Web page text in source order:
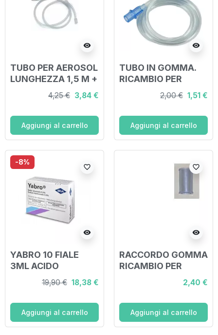
visibility
TUBO PER AEROSOL
LUNGHEZZA 1,5 M +
RACCORDO
FEMMINA/FEMMINA
4,25 € 3,84 €
Aggiungi al carrello
visibility
TUBO IN GOMMA.
RICAMBIO PER
AEROSOL
2,00 € 1,51 €
Aggiungi al carrello
-8%
visibility
favorite_border
YABRO 10 FIALE
3ML ACIDO
IALURONICO 0,3%
SOLUZIONE PER
19,90 € 18,38 €
Aggiungi al carrello
visibility
favorite_border
RACCORDO GOMMA
RICAMBIO PER
2,40 €
Aggiungi al carrello